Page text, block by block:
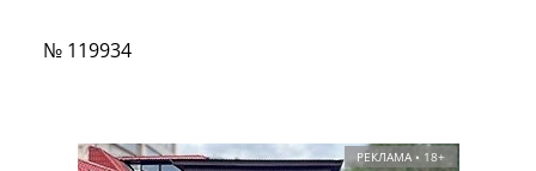
№ 119934
РЕКЛАМА • 18+